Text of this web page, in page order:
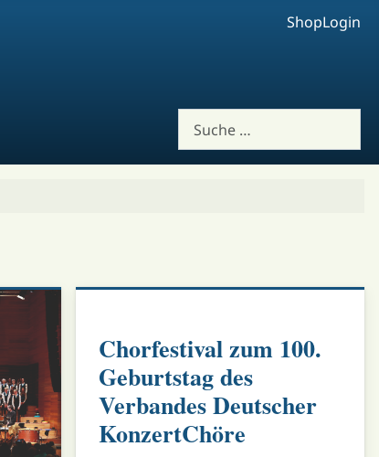
ShopLogin
Chorfestival zum 100.
Geburtstag des
Verbandes Deutscher
KonzertChöre